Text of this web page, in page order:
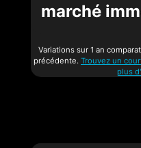
marché
Variations sur 1 an
précédente. Trouvez un
plus